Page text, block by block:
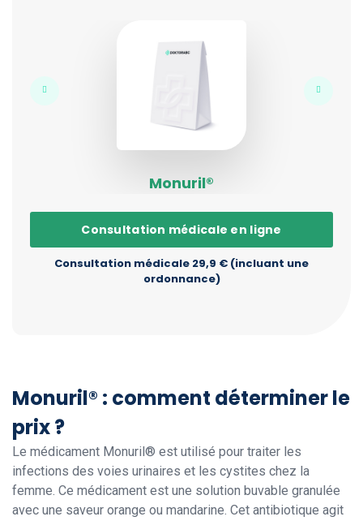
Monuril®
Consultation médicale en ligne
Consultation médicale 29,9 € (incluant une
ordonnance)
Monuril® : comment déterminer le
prix ?
Le médicament Monuril® est utilisé pour traiter les
infections des voies urinaires et les cystites chez la
femme. Ce médicament est une solution buvable granulée
avec une saveur orange ou mandarine. Cet antibiotique agit